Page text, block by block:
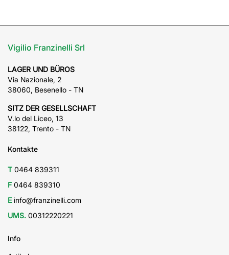
Vigilio Franzinelli Srl
LAGER UND BÜROS
Via Nazionale, 2
38060, Besenello - TN
SITZ DER GESELLSCHAFT
V.lo del Liceo, 13
38122, Trento - TN
Kontakte
T 0464 839311
F 0464 839310
E info@franzinelli.com
UMS. 00312220221
Info